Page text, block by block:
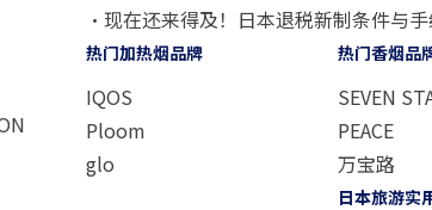
・现在还来得及！日本退税新制条件与
热门加热烟品牌
IQOS
Ploom
glo
热门香烟品
SEVEN
PEACE
万宝路
日本旅游实